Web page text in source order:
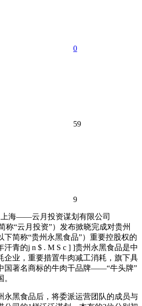
0
59
9
上海——云月投资谋划有限公司
称“云月投资”）发布掀晓完成对贵州
下简称“贵州永黑食品”）重要控股权的
汗青的j n $ . M S c ] ]贵州永黑食品是中
企业，重要措置牛肉减工消耗，旗下具
国著名商标的牛肉干品牌——“牛头牌”
黑食品后，将委派运营团队的成员与